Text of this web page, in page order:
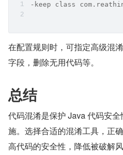
-keep class
在配置规则时，可指定高级混
字段，删除无用代码等。
总结
代码混淆是保护 Java 代码安
施。选择合适的混淆工具，正
高代码的安全性，降低被破解风